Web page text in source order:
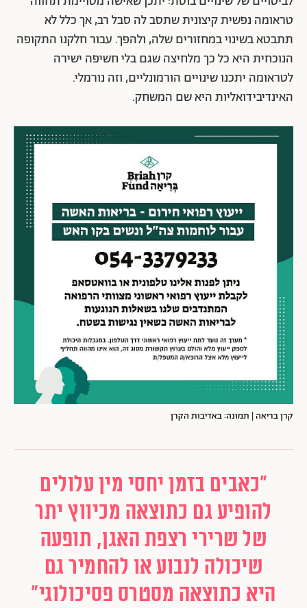
טראומה נפשית קיצונית שתסב לה סבל רב, אך כלל לא
תתבטא בשינוי במחזורים שלה, ולהפך. עבור חלקנו התקופה
הנוכחית היא כל כך מלחיצה שגם בלי חשיפה ישירה
לטראומה יתכנו שינויים הורמונליים, וזה נורמלי.
האינדיבידואליות היא שם המשחק.
קרן בריאה | תמונה: באדיבות הקרן
״כאבים בזמן יחסי מין עלולים
להופיע גם כתוצאה מכיווץ יתר
של שרירי רצפת האגן, תופעה
שיכולה לנבוע או להחמיר גם
היא כתוצאה מסטרס פסיכולוגי״